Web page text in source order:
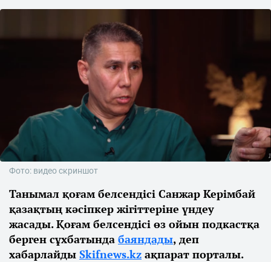
Фото: видео скриншот
Танымал қоғам белсендісі Санжар Керімбай
қазақтың кәсіпкер жігіттеріне үндеу
жасады. Қоғам белсендісі өз ойын подкастқа
берген сұхбатында баяндады, деп
хабарлайды Skifnews.kz ақпарат порталы.